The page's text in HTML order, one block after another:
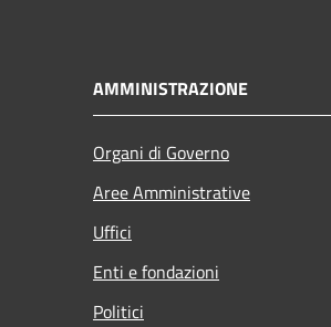
AMMINISTRAZIONE
Organi di Governo
Aree Amministrative
Uffici
Enti e fondazioni
Politici